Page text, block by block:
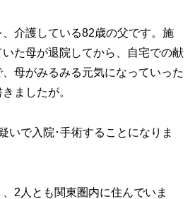
介護している82歳の父です。施
た母が退院してから、自宅での献
母がみるみる元気になっていった
ましたが。
いで入院･手術することになりま
2人とも関東圏内に住んでいま